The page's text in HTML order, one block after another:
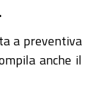
a preventiva
anche il